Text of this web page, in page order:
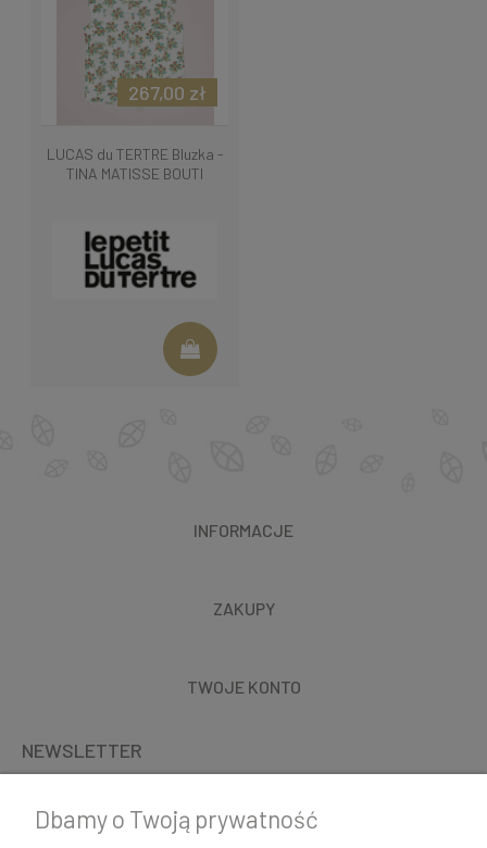
LUCAS du TERTRE Bluzka -
TINA MATISSE BOUTI
267,00 zł
INFORMACJE
ZAKUPY
TWOJE KONTO
NEWSLETTER
Dbamy o Twoją prywatność